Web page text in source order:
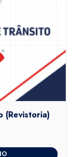
(Revistoria)